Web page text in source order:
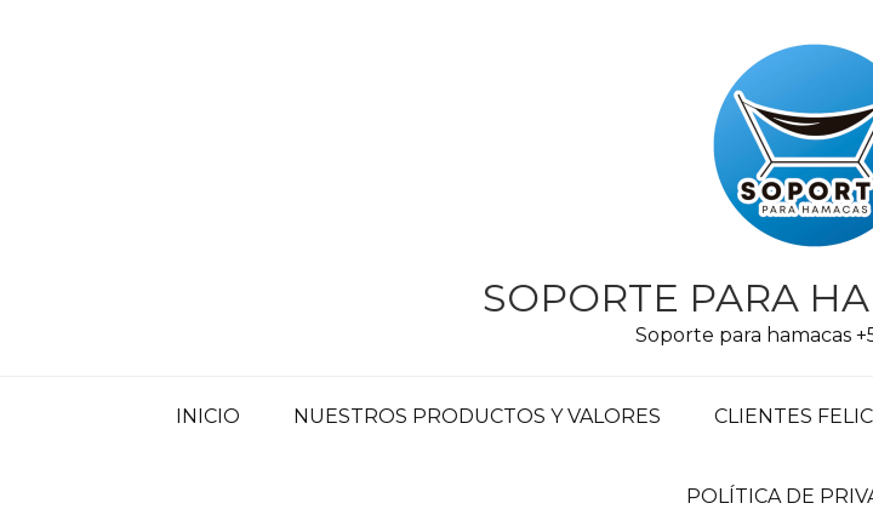
SOPORTE PARA
Soporte para hamacas
INICIO NUESTROS PRODUCTOS Y VALORES CLIENTES
POLÍTICA DE